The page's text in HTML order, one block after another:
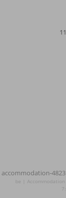
accommodation-4823
be |